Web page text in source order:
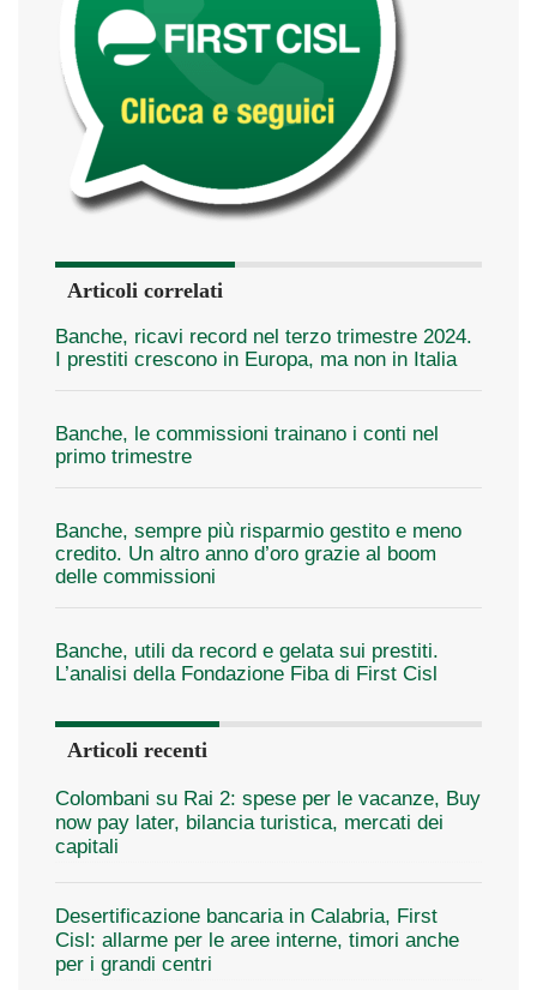
Articoli correlati
Banche, ricavi record nel terzo trimestre 2024.
I prestiti crescono in Europa, ma non in Italia
Banche, le commissioni trainano i conti nel
primo trimestre
Banche, sempre più risparmio gestito e meno
credito. Un altro anno d’oro grazie al boom
delle commissioni
Banche, utili da record e gelata sui prestiti.
L’analisi della Fondazione Fiba di First Cisl
Articoli recenti
Colombani su Rai 2: spese per le vacanze, Buy
now pay later, bilancia turistica, mercati dei
capitali
Desertificazione bancaria in Calabria, First
Cisl: allarme per le aree interne, timori anche
per i grandi centri